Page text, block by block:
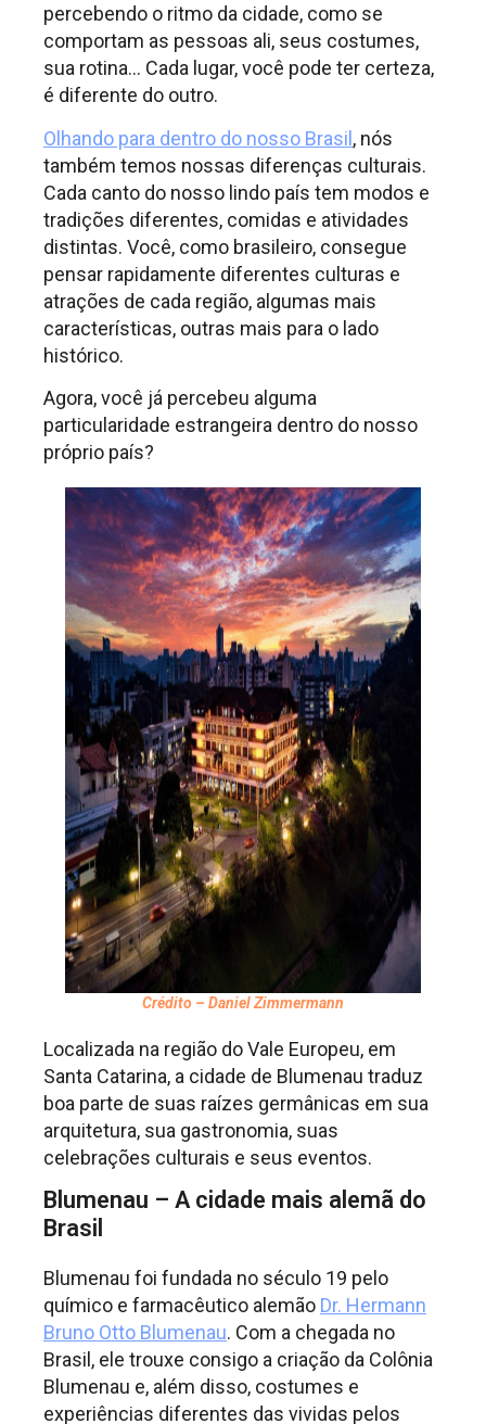
percebendo o ritmo da cidade, como se
comportam as pessoas ali, seus costumes,
sua rotina… Cada lugar, você pode ter certeza,
é diferente do outro.
Olhando para dentro do nosso Brasil, nós
também temos nossas diferenças culturais.
Cada canto do nosso lindo país tem modos e
tradições diferentes, comidas e atividades
distintas. Você, como brasileiro, consegue
pensar rapidamente diferentes culturas e
atrações de cada região, algumas mais
características, outras mais para o lado
histórico.
Agora, você já percebeu alguma
particularidade estrangeira dentro do nosso
próprio país?
Crédito – Daniel Zimmermann
Localizada na região do Vale Europeu, em
Santa Catarina, a cidade de Blumenau traduz
boa parte de suas raízes germânicas em sua
arquitetura, sua gastronomia, suas
celebrações culturais e seus eventos.
Blumenau – A cidade mais alemã do
Brasil
Blumenau foi fundada no século 19 pelo
químico e farmacêutico alemão Dr. Hermann
Bruno Otto Blumenau. Com a chegada no
Brasil, ele trouxe consigo a criação da Colônia
Blumenau e, além disso, costumes e
experiências diferentes das vividas pelos